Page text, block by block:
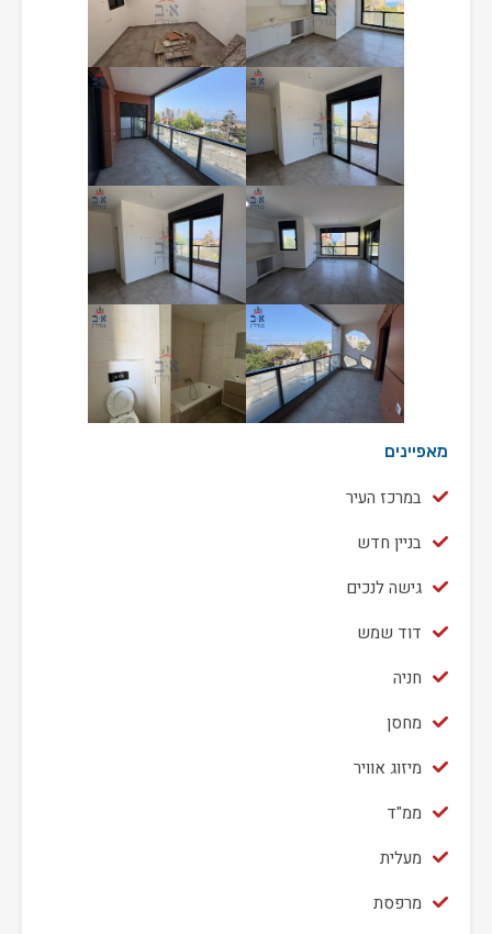
מאפיינים
במרכז העיר
בניין חדש
גישה לנכים
דוד שמש
חניה
מחסן
מיזוג אוויר
ממ"ד
מעלית
מרפסת